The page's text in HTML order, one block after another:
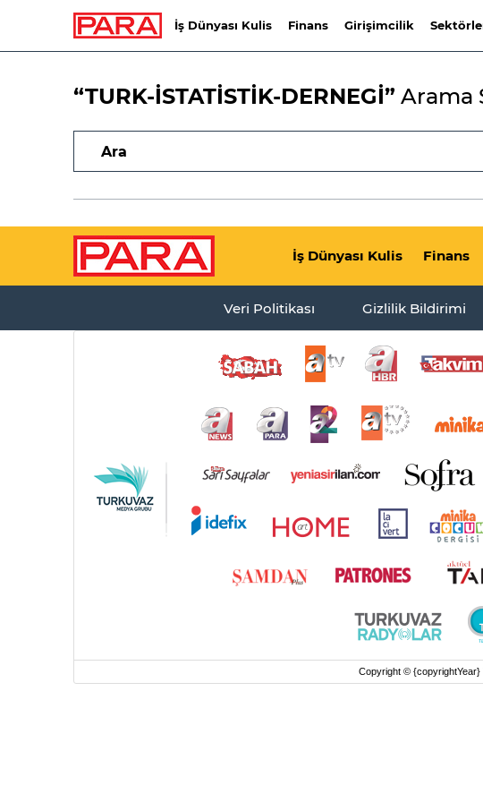
İş Dünyası Kulis Finans Girişimcilik
“TURK-İSTATİSTİK-DERNEGİ” Arama
İş Dünyası Kulis Finans
Veri Politikası Gizlilik Bildirimi
Copyright © {copyrightYear}